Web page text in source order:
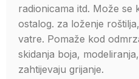
radionicama itd. Može se
ostalog. za loženje
vatre. Pomaže kod
skidanja boja,
zahtijevaju grijanje.